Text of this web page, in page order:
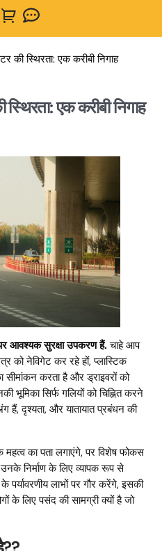
की स्थिरता: एक करीबी निगाह
एक करीबी निगाह
आवश्यक सुरक्षा उपकरण हैं.चाहे आप
को नेविगेट कर रहे हों, प्लास्टिक
करता है और ड्राइवरों को
भूमिका सिर्फ गलियों को चिह्नित करने
दृश्यता, और यातायात प्रबंधन की
का पता लगाएंगे, पर विशेष फोकस
निर्माण के लिए व्यापक रूप से
पर्यावरणीय लाभों पर गौर करेंगे, इसकी
के लिए पसंद की सामग्री क्यों है जो